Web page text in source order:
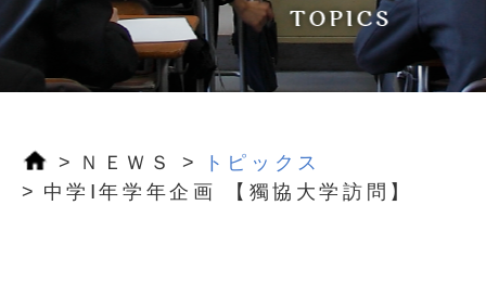
ＮＥＷＳ
トピックス
中学Ⅰ年学年企画 【獨協大学訪問】